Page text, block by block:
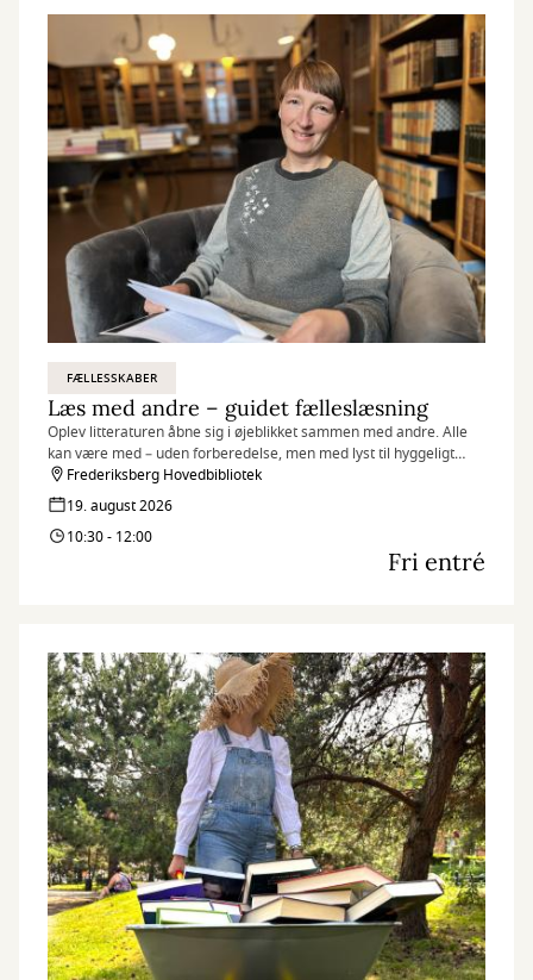
FÆLLESSKABER
Læs med andre – guidet fælleslæsning
Oplev litteraturen åbne sig i øjeblikket sammen med andre. Alle
kan være med – uden forberedelse, men med lyst til hyggeligt
samvær og gode samtaler om litteratur.
Frederiksberg Hovedbibliotek
19. august 2026
10:30 - 12:00
Fri entré